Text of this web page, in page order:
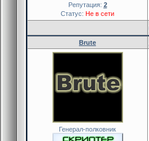
Репутация: 2
Статус: Не в сети
Brute
Генерал-полковник